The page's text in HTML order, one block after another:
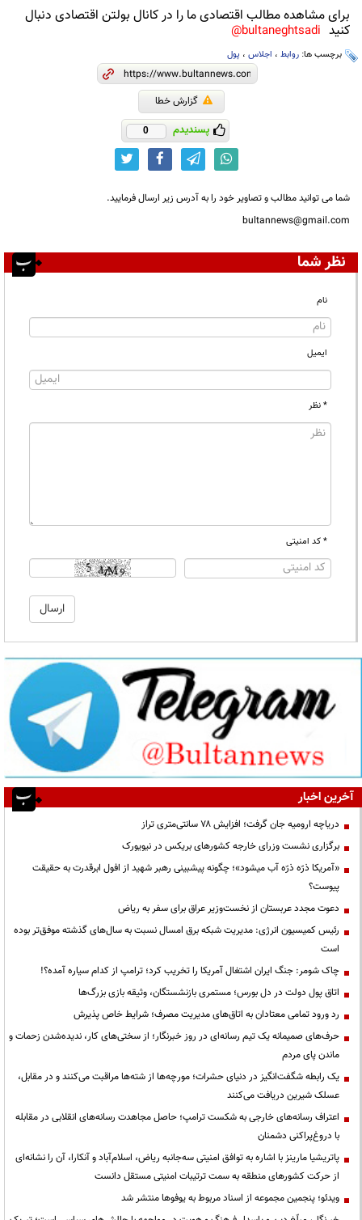
برای مشاهده مطالب اقتصادی ما را در کانال بولتن اقتصادی دنبال
کنید bultaneghtsadi@
برچسب ها: روابط ، اجلاس ، پول
گزارش خطا
پسندیدم 0
شما می توانید مطالب و تصاویر خود را به آدرس زیر ارسال فرمایید.
bultannews@gmail.com
نظر شما
نام
ایمیل
* نظر
* کد امنیتی
آخرین اخبار
دریاچه ارومیه جان گرفت؛ افزایش ۷۸ سانتی‌متری تراز
برگزاری نشست وزرای خارجه کشورهای بریکس در نیویورک
«آمریکا ذرّه ذرّه آب میشود»؛ چگونه پیشبینی رهبر شهید از افول ابرقدرت به حقیقت
پیوست؟
دعوت مجدد عربستان از نخست‌وزیر عراق برای سفر به ریاض
رئیس کمیسیون انرژی: مدیریت شبکه برق امسال نسبت به سال‌های گذشته موفق‌تر بوده
است
چاک شومر: جنگ ایران اشتغال آمریکا را تخریب کرد؛ ترامپ از کدام سیاره آمده؟!
اتاق پول دولت در دل بورس؛ مستمری بازنشستگان، وثیقه بازی بزرگ‌ها
رد ورود تمامی معتادان به اتاق‌های مدیریت مصرف؛ شرایط خاص پذیرش
حرف‌های صمیمانه یک تیم رسانه‌ای در روز خبرنگار؛ از سختی‌های کار، ندیده‌شدن زحمات و
ماندن پای مردم
یک رابطه شگفت‌انگیز در دنیای حشرات؛ مورچه‌ها از شته‌ها مراقبت می‌کنند و در مقابل،
عسلک شیرین دریافت می‌کنند
اعتراف رسانه‌های خارجی به شکست ترامپ؛ حاصل مجاهدت رسانه‌های انقلابی در مقابله
با دروغ‌پراکنی دشمنان
پاتریشیا مارینز با اشاره به توافق امنیتی سه‌جانبه ریاض، اسلام‌آباد و آنکارا، آن را نشانه‌ای
از حرکت کشورهای منطقه به سمت ترتیبات امنیتی مستقل دانست
ویدئو؛ پنجمین مجموعه از اسناد مربوط به یوفوها منتشر شد